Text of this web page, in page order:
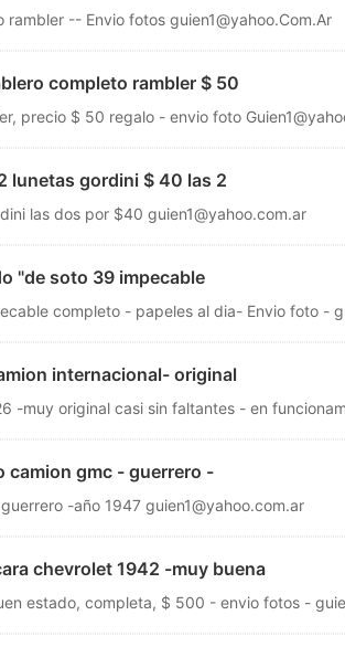
rambler -- Envio fotos guien1@yahoo.Com.Ar
completo rambler $ 50
precio $ 50 regalo - envio foto
lunetas gordini $ 40 las 2
las dos por $40 guien1@yahoo.com.ar
"de soto 39 impecable
completo - papeles al dia- Envio foto -
internacional- original
-muy original casi sin faltantes - en
camion gmc - guerrero -
-año 1947 guien1@yahoo.com.ar
chevrolet 1942 -muy buena
estado, completa, $ 500 - envio fotos -